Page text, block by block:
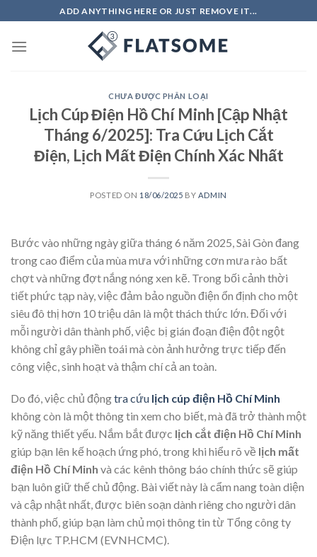
to
content
ADD ANYTHING HERE OR JUST REMOVE IT...
CHƯA ĐƯỢC PHÂN LOẠI
Lịch Cúp Điện Hồ Chí Minh [Cập Nhật
Tháng 6/2025]: Tra Cứu Lịch Cắt
Điện, Lịch Mất Điện Chính Xác Nhất
POSTED ON 18/06/2025 BY ADMIN
Bước vào những ngày giữa tháng 6 năm 2025, Sài Gòn đang
trong cao điểm của mùa mưa với những cơn mưa rào bất
chợt và những đợt nắng nóng xen kẽ. Trong bối cảnh thời
tiết phức tạp này, việc đảm bảo nguồn điện ổn định cho một
siêu đô thị hơn 10 triệu dân là một thách thức lớn. Đối với
mỗi người dân thành phố, việc bị gián đoạn điện đột ngột
không chỉ gây phiền toái mà còn ảnh hưởng trực tiếp đến
công việc, sinh hoạt và thậm chí cả an toàn.
Do đó, việc chủ độngtra cứu lịch cúp điện Hồ Chí Minh
không còn là một thông tin xem cho biết, mà đã trở thành một
kỹ năng thiết yếu. Nắm bắt được lịch cắt điện Hồ Chí Minh
giúp bạn lên kế hoạch ứng phó, trong khi hiểu rõ về lịch mất
điện Hồ Chí Minh và các kênh thông báo chính thức sẽ giúp
bạn luôn giữ thế chủ động. Bài viết này là cẩm nang toàn diện
và cập nhật nhất, được biên soạn dành riêng cho người dân
thành phố, giúp bạn làm chủ mọi thông tin từ Tổng công ty
Điện lực TP.HCM (EVNHCMC).